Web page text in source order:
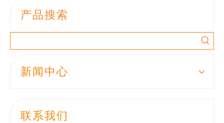
产品搜索
新闻中心
联系我们